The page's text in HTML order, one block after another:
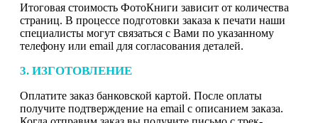
Итоговая стоимость ФотоКниги зависит от количества
страниц. В процессе подготовки заказа к печати наши
специалисты могут связаться с Вами по указанному
телефону или email для согласования деталей.
3. ИЗГОТОВЛЕНИЕ
Оплатите заказ банковской картой. После оплаты
получите подтверждение на email с описанием заказа.